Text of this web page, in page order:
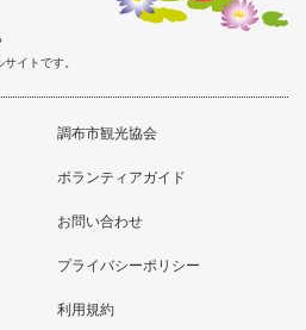
イトです。
調布市観光協会
ボランティアガイド
お問い合わせ
プライバシーポリシー
利用規約